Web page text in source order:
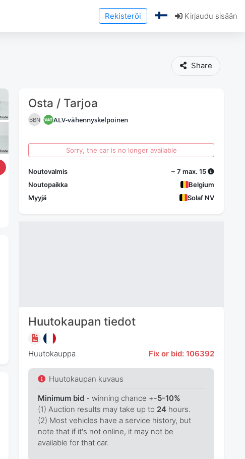
Rekisteröi Kirjaudu sisään
Share
Osta / Tarjoa
BBN ALV-vähennyskelpoinen
Sorry, the car is no longer available
Noutovalmis
~ 7 max. 15
Noutopaikka
Belgium
Myyjä
Solaf NV
Huutokaupan tiedot
Huutokauppa Fix or bid: 106392
Huutokaupan kuvaus
Minimum bid- winning chance +-5-10%
(1) Auction results may take up to 24hours.
(2) Most vehicles have a service history, but
note that if it's not online, it may not be
available for that car.